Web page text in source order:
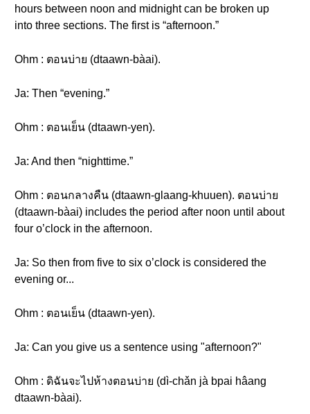
hours between noon and midnight can be broken up
into three sections. The first is “afternoon.”
Ohm : ตอนบ่าย (dtaawn-bàai).
Ja: Then “evening.”
Ohm : ตอนเย็น (dtaawn-yen).
Ja: And then “nighttime.”
Ohm : ตอนกลางคืน (dtaawn-glaang-khuuen). ตอนบ่าย
(dtaawn-bàai) includes the period after noon until about
four o’clock in the afternoon.
Ja: So then from five to six o’clock is considered the
evening or...
Ohm : ตอนเย็น (dtaawn-yen).
Ja: Can you give us a sentence using "afternoon?"
Ohm : ดิฉันจะไปห้างตอนบ่าย (dì-chǎn jà bpai hâang
dtaawn-bàai).